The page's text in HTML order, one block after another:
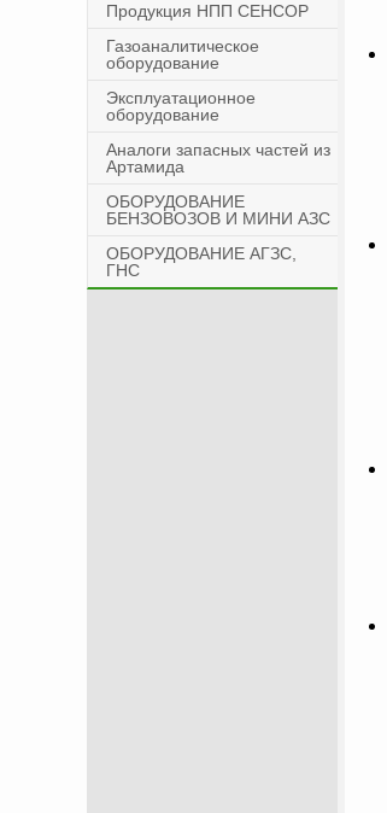
Продукция НПП СЕНСОР
Газоаналитическое
оборудование
Эксплуатационное
оборудование
Аналоги запасных частей из
Артамида
ОБОРУДОВАНИЕ
БЕНЗОВОЗОВ И МИНИ АЗС
ОБОРУДОВАНИЕ АГЗС,
ГНС